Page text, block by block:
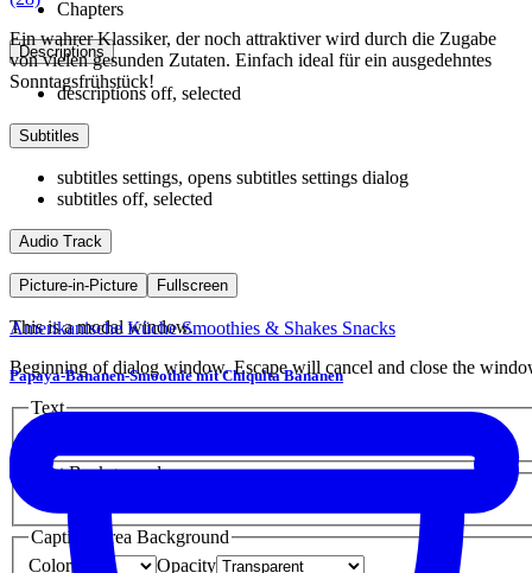
Chapters
Descriptions
descriptions off, selected
Subtitles
subtitles settings, opens subtitles settings dialog
subtitles off, selected
Audio Track
Picture-in-Picture Fullscreen
This is a modal window.
Beginning of dialog window. Escape will cancel and close the
Text
Text Background
Color
Caption Area Background
Color
Opacity
Ein wahrer Klassiker, der noch attraktiver wird durch die Zugabe
von vielen gesunden Zutaten. Einfach ideal für ein ausgedehntes
Sonntagsfrühstück!
Amerikanische Küche Smoothies & Shakes Snacks
Papaya-Bananen-Smoothie mit Chiquita Bananen